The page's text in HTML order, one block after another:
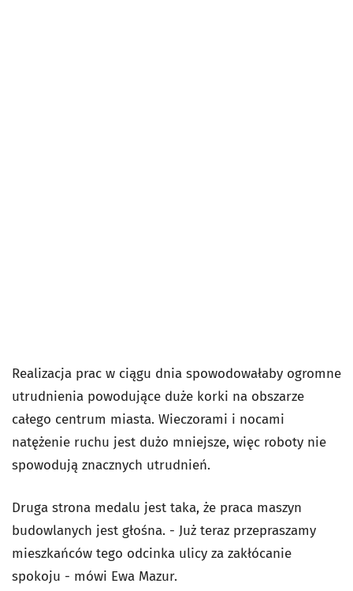
Realizacja prac w ciągu dnia spowodowałaby ogromne
utrudnienia powodujące duże korki na obszarze
całego centrum miasta. Wieczorami i nocami
natężenie ruchu jest dużo mniejsze, więc roboty nie
spowodują znacznych utrudnień.
Druga strona medalu jest taka, że praca maszyn
budowlanych jest głośna. - Już teraz przepraszamy
mieszkańców tego odcinka ulicy za zakłócanie
spokoju - mówi Ewa Mazur.